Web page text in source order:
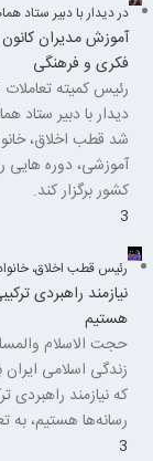
در دیدار با دبیر ستاد
آموزش مدیران
فکری و فرهنگی
رئیس کمیته
دیدار با دبیر
شد قطب اخلاق،
آموزشی، دوره هایی
کشور برگزار کند.
3
رئیس قطب اخلاق،
نیازمند راهبردی
هستیم
حجت الاسلام
زندگی اسلامی
که نیازمند راهبردی
رسانه‌ها هستیم،
3